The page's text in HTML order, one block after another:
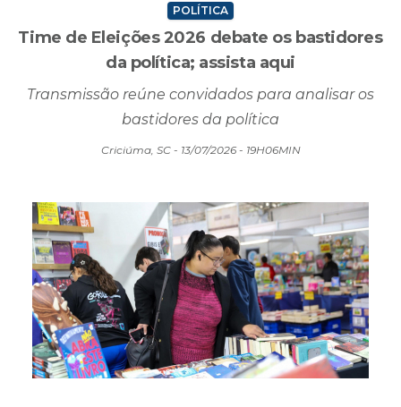
POLÍTICA
Time de Eleições 2026 debate os bastidores
da política; assista aqui
Transmissão reúne convidados para analisar os
bastidores da política
Criciúma, SC - 13/07/2026 - 19H06MIN